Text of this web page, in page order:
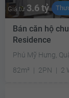
Giá từ 3.6 tỷ
Bán căn hộ
Residence
Phú Mỹ Hưng,
82m²
2PN 2